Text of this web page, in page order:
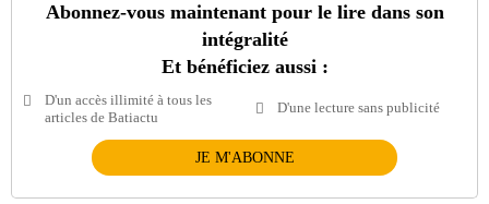
Abonnez-vous maintenant pour le lire dans son
intégralité
Et bénéficiez aussi :
D'un accès illimité à tous les
articles de Batiactu
D'une lecture sans publicité
JE M'ABONNE